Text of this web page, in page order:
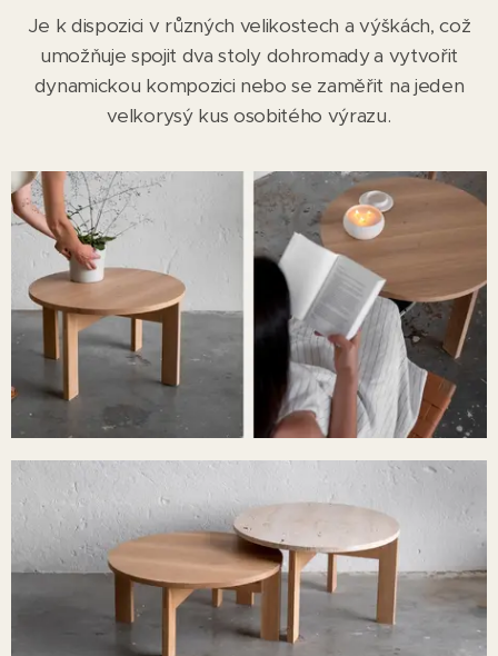
Je k dispozici v různých velikostech a výškách, což
umožňuje spojit dva stoly dohromadya vytvořit
dynamickou kompozici nebo se zaměřit na jeden
velkorysý kus osobitého výrazu.